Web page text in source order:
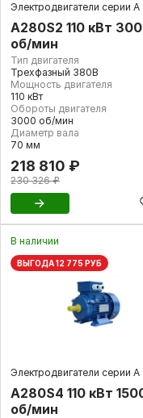
Электродвигатели серии А
А280S2 110 кВт
об/мин
Тип двигателя
Трехфазный 380В
Мощность двигателя
110 кВт
Обороты двигателя
3000 об/мин
Диаметр вала
70 мм
218 810 ₽
230 326 ₽
В наличии
ВЫГОДА 12 775 РУБ
Электродвигатели серии А
А280S4 110 кВт
об/мин